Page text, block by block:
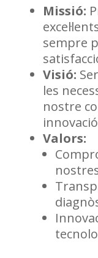
Missió:
sempre
Visió:
les
nostre
Valors: